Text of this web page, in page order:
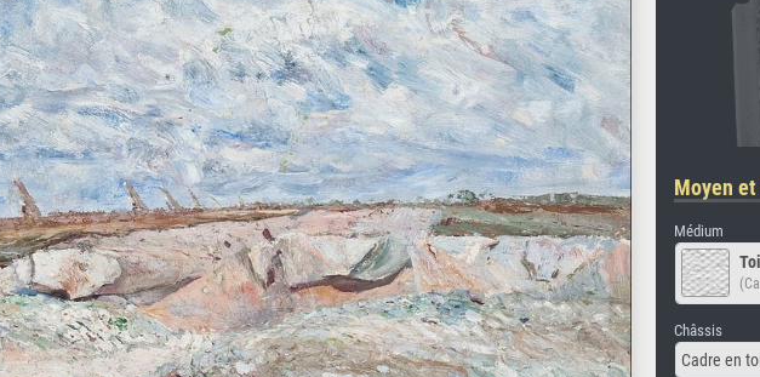
Moyen et
Médium
Châssis
Cadre en